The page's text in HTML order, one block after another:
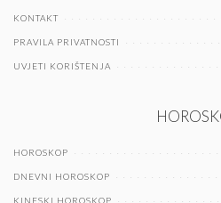
KONTAKT
PRAVILA PRIVATNOSTI
UVJETI KORIŠTENJA
HOROSKOP
DNEVNI HOROSKOP
KINESKI HOROSKOP